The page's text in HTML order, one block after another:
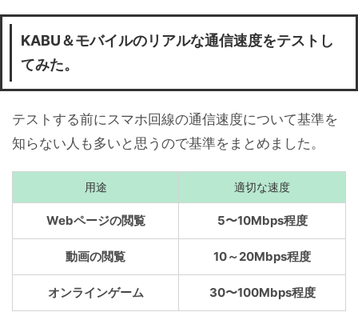
KABU＆モバイルのリアルな通信速度をテストし
てみた。
テストする前にスマホ回線の通信速度について基準を
知らない人も多いと思うので基準をまとめました。
用途 適切な速度
Webページの閲覧 5〜10Mbps程度
動画の閲覧 10～20Mbps程度
オンラインゲーム 30〜100Mbps程度